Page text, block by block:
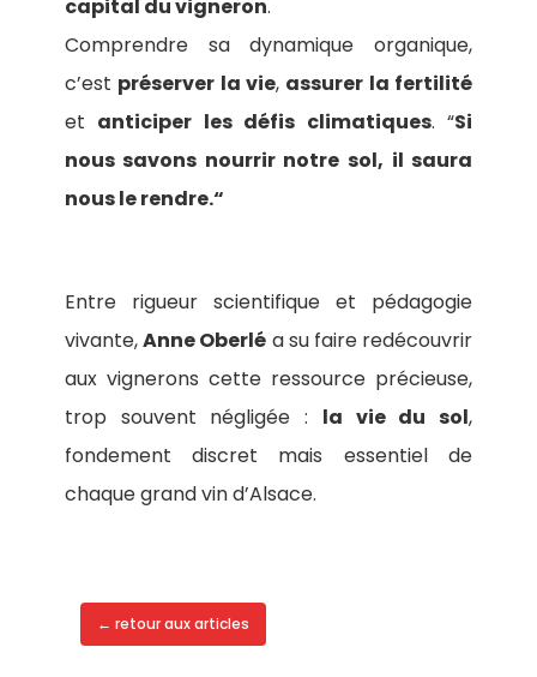
capital du vigneron.
Comprendre sa dynamique organique,
c’est préserver la vie, assurer la fertilité
et anticiper les défis climatiques. “Si
nous savons nourrir notre sol, il saura
nous le rendre.“
Entre rigueur scientifique et pédagogie
vivante,Anne Oberlé a su faire redécouvrir
aux vignerons cette ressource précieuse,
trop souvent négligée : la vie du sol,
fondement discret mais essentiel de
chaque grand vin d’Alsace.
← retour aux articles